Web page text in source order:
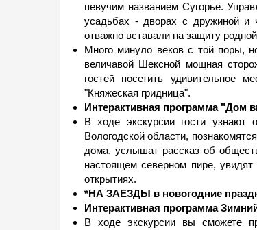
певучим названием Сугорье.
усадьбах - дворах с дружиной и
отважно вставали на защиту
Много минуло веков с той поры,
величавой Шексной мощная
гостей посетить удивительное
"Княжеская гридница".
Интерактивная программа "Дом
В ходе экскурсии гости узнают
Вологодской области,
дома, услышат рассказ об
настоящем северном пире,
открытиях.
*НА ЗАЕЗДЫ в новогодние
Интерактивная программа
В ходе экскурсии вы сможете